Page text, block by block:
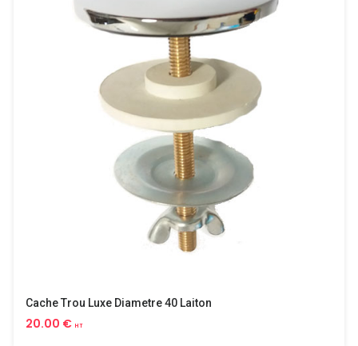
Cache Trou Luxe Diametre 40 Laiton
20.00 € HT